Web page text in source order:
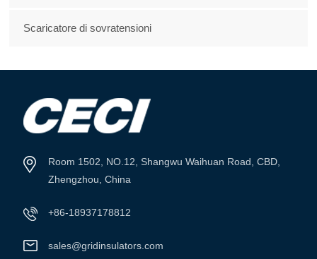
Scaricatore di sovratensioni
Room 1502, NO.12, Shangwu Waihuan Road, CBD,
Zhengzhou, China
+86-18937178812
sales@gridinsulators.com